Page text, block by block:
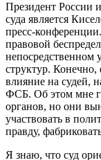
Президент России
суда является
пресс-
правовой
непосредственном
структур.
влияние на судей,
ФСБ. Об этом мне
органов, но они
участвовать в
правду,
Я знаю, что суд